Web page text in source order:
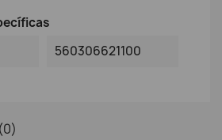
560306621100